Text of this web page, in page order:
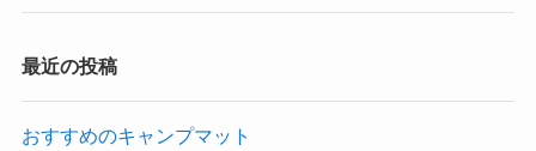
最近の投稿
おすすめのキャンプマット